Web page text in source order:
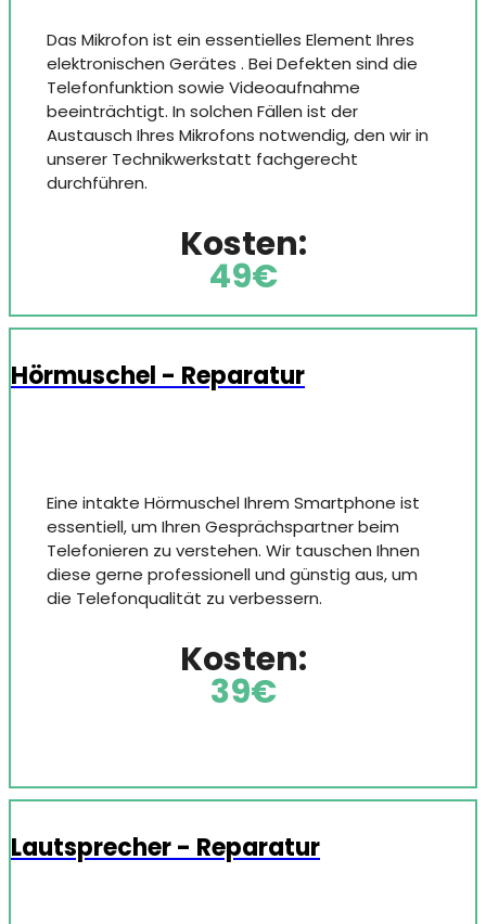
Das Mikrofon ist ein essentielles Element Ihres
elektronischen Gerätes . Bei Defekten sind die
Telefonfunktion sowie Videoaufnahme
beeinträchtigt. In solchen Fällen ist der
Austausch Ihres Mikrofons notwendig, den wir in
unserer Technikwerkstatt fachgerecht
durchführen.
Kosten:
49€
Hörmuschel - Reparatur
Eine intakte Hörmuschel Ihrem Smartphone ist
essentiell, um Ihren Gesprächspartner beim
Telefonieren zu verstehen. Wir tauschen Ihnen
diese gerne professionell und günstig aus, um
die Telefonqualität zu verbessern.
Kosten:
39€
Lautsprecher - Reparatur